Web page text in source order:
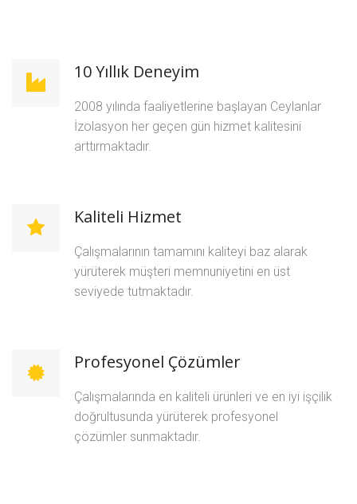
10 Yıllık Deneyim
2008 yılında faaliyetlerine başlayan Ceylanlar
İzolasyon her geçen gün hizmet kalitesini
arttırmaktadır.
Kaliteli Hizmet
Çalışmalarının tamamını kaliteyi baz alarak
yürüterek müşteri memnuniyetini en üst
seviyede tutmaktadır.
Profesyonel Çözümler
Çalışmalarında en kaliteli ürünleri ve en iyi işçilik
doğrultusunda yürüterek profesyonel
çözümler sunmaktadır.